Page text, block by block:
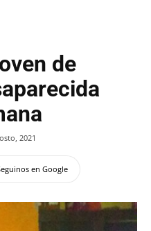
de
2021
en Google